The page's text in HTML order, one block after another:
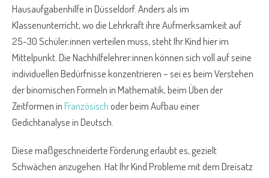
Hausaufgabenhilfe in Düsseldorf. Anders als im
Klassenunterricht, wo die Lehrkraft ihre Aufmerksamkeit auf
25-30 Schüler:innen verteilen muss, steht Ihr Kind hier im
Mittelpunkt. Die Nachhilfelehrer:innen können sich voll auf seine
individuellen Bedürfnisse konzentrieren – sei es beim Verstehen
der binomischen Formeln in Mathematik, beim Üben der
Zeitformen inFranzösischoder beim Aufbau einer
Gedichtanalyse in Deutsch.
Diese maßgeschneiderte Förderung erlaubt es, gezielt
Schwächen anzugehen. Hat Ihr Kind Probleme mit dem Dreisatz